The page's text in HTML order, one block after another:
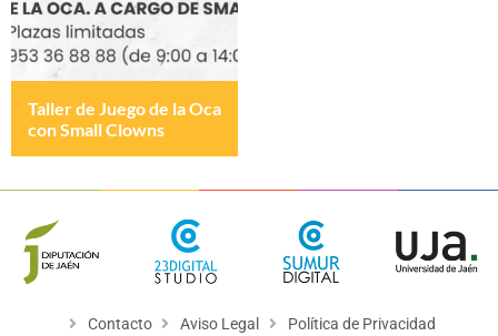
Taller de Juego de la Oca
con Small Clowns
Contacto Aviso Legal Política de Privacidad